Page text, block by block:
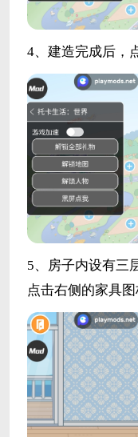
4、建造完成后，
5、房子内设有
点击右侧的家具